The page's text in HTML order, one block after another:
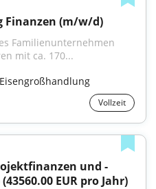
Finanzen (m/w/d)
Familienunternehmen
mit ca. 170...
Vollzeit
und -
EUR pro Jahr)